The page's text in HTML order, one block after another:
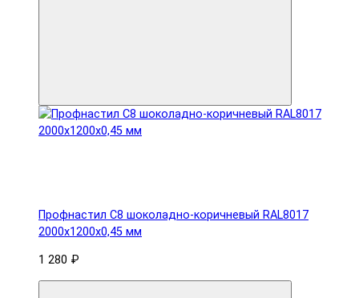
Профнастил С8 шоколадно-коричневый RAL8017
2000х1200х0,45 мм
1 280 ₽